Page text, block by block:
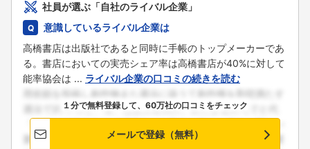
社員が選ぶ「自社のライバル企業」
意識しているライバル企業は
高橋書店は出版社であると同時に手帳のトップメーカーであ
る。書店においての実売シェア率は高橋書店が40%に対して
能率協会は ... ライバル企業の口コミの続きを読む
１分で無料登録して、60万社の口コミをチェック
メールで登録（無料）